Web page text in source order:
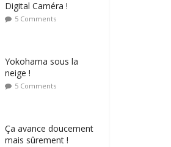
Digital Caméra !
5 Comments
Yokohama sous la
neige !
5 Comments
Ça avance doucement
mais sûrement !